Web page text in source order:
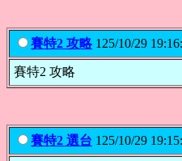
賽特2 攻略125/10/29
賽特2 攻略
賽特2 選台 125/10/29